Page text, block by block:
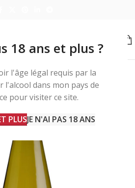
18 ans et plus ?
l'âge légal requis par la
l'alcool dans mon pays de
pour visiter ce site.
PLUSJE N'AI PAS 18 ANS